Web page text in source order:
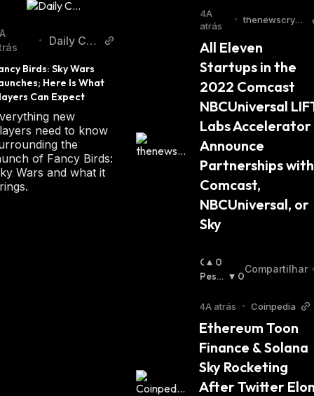
•
Daily Coi
Birds: Sky Wars
Here Is What
Can Expect
new
need to know
the
of Fancy Birds:
Wars and what it
4A
atrás
• thenewscrypt
All Eleven
Startups in the
2022 Comcast
NBCUniversal
Labs Accelerator
Announce
Partnerships with
Comcast,
NBCUniversal, or
Sky
O
T
M
S
T
A
:
0
Pessi
:
0
Compartilhar
4A atrás • Coinpedia
Ethereum Toon
Finance & Solana
Sky Rocketing
After Twitter